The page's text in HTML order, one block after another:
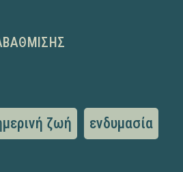
ζωή ενδυμασία